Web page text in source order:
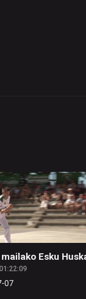
Esku
01:22:09
07